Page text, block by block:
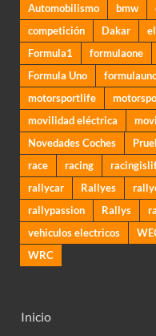
Automobilismo bmw
competición
Dakar
Formula1
formulaone
Formula Uno
motorsportlife
movilidad eléctrica
Novedades Coches
race
racing
rallycar
Rallyes
rallypassion
Rallys
vehiculos electricos
WRC
Inicio